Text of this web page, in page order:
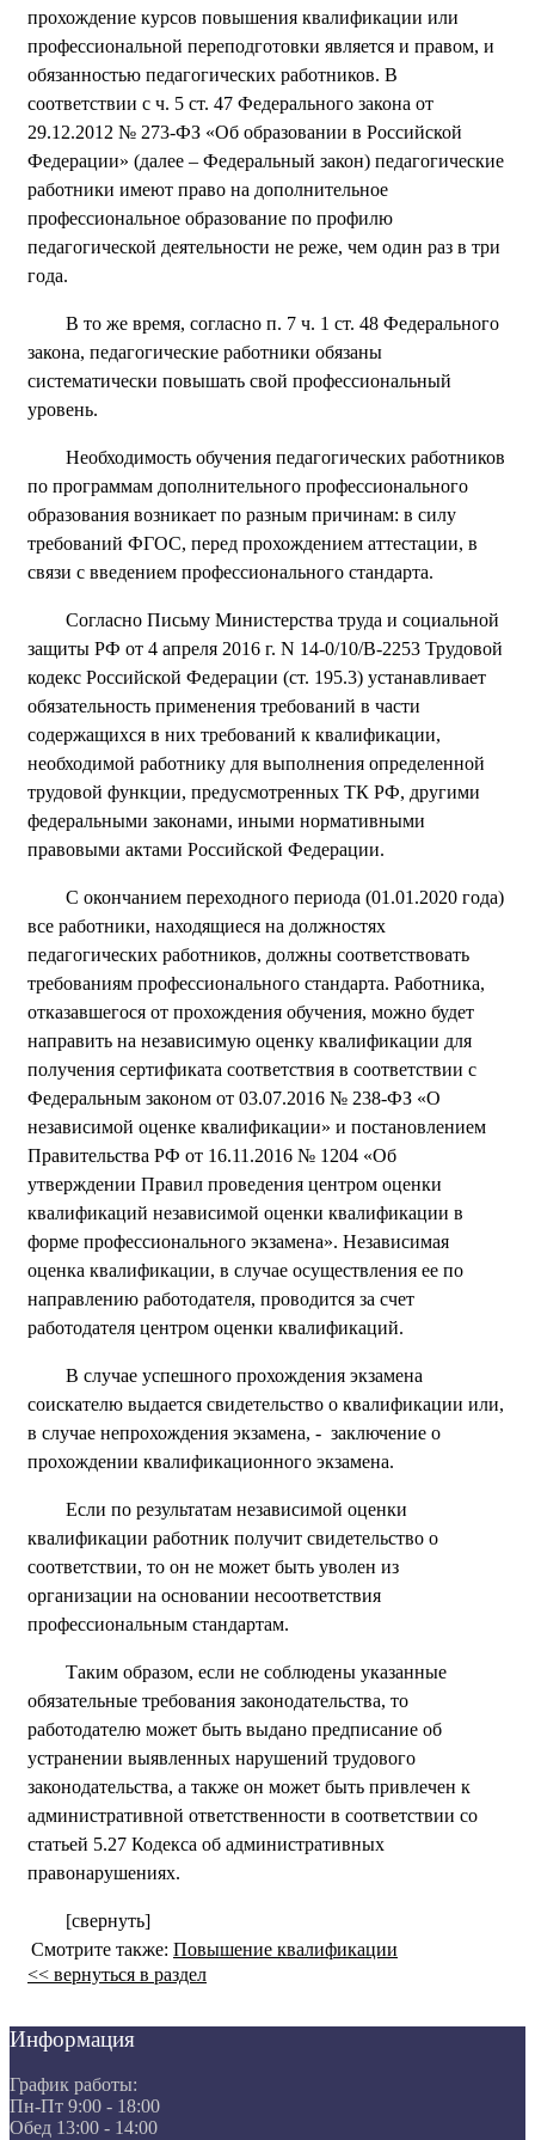
прохождение курсов повышения квалификации или
профессиональной переподготовки является и правом, и
обязанностью педагогических работников. В
соответствии с ч. 5 ст. 47 Федерального закона от
29.12.2012 № 273-ФЗ «Об образовании в Российской
Федерации» (далее – Федеральный закон) педагогические
работники имеют право на дополнительное
профессиональное образование по профилю
педагогической деятельности не реже, чем один раз в три
года.
В то же время, согласно п. 7 ч. 1 ст. 48 Федерального
закона, педагогические работники обязаны
систематически повышать свой профессиональный
уровень.
Необходимость обучения педагогических работников
по программам дополнительного профессионального
образования возникает по разным причинам: в силу
требований ФГОС, перед прохождением аттестации, в
связи с введением профессионального стандарта.
Согласно Письму Министерства труда и социальной
защиты РФ от 4 апреля 2016 г. N 14-0/10/В-2253 Трудовой
кодекс Российской Федерации (ст. 195.3) устанавливает
обязательность применения требований в части
содержащихся в них требований к квалификации,
необходимой работнику для выполнения определенной
трудовой функции, предусмотренных ТК РФ, другими
федеральными законами, иными нормативными
правовыми актами Российской Федерации.
С окончанием переходного периода (01.01.2020 года)
все работники, находящиеся на должностях
педагогических работников, должны соответствовать
требованиям профессионального стандарта. Работника,
отказавшегося от прохождения обучения, можно будет
направить на независимую оценку квалификации для
получения сертификата соответствия в соответствии с
Федеральным законом от 03.07.2016 № 238-ФЗ «О
независимой оценке квалификации» и постановлением
Правительства РФ от 16.11.2016 № 1204 «Об
утверждении Правил проведения центром оценки
квалификаций независимой оценки квалификации в
форме профессионального экзамена». Независимая
оценка квалификации, в случае осуществления ее по
направлению работодателя, проводится за счет
работодателя центром оценки квалификаций.
В случае успешного прохождения экзамена
соискателю выдается свидетельство о квалификации или,
в случае непрохождения экзамена, - заключение о
прохождении квалификационного экзамена.
Если по результатам независимой оценки
квалификации работник получит свидетельство о
соответствии, то он не может быть уволен из
организации на основании несоответствия
профессиональным стандартам.
Таким образом, если не соблюдены указанные
обязательные требования законодательства, то
работодателю может быть выдано предписание об
устранении выявленных нарушений трудового
законодательства, а также он может быть привлечен к
административной ответственности в соответствии со
статьей 5.27 Кодекса об административных
правонарушениях.
[свернуть]
Смотрите также: Повышение квалификации
<< вернуться в раздел
Информация
График работы:
Пн-Пт 9:00 - 18:00
Обед 13:00 - 14:00